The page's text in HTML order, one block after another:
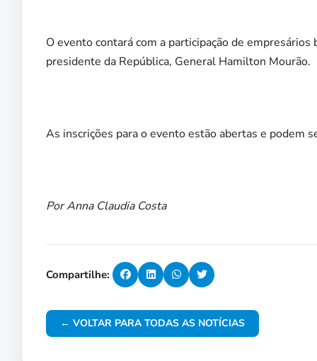
O evento contará com a participação de
presidente da República, General Hamilton Mourão.
As inscrições para o evento estão abertas e podem
Por Anna Claudia Costa
Compartilhe:
← VOLTAR PARA TODAS AS NOTÍCIAS